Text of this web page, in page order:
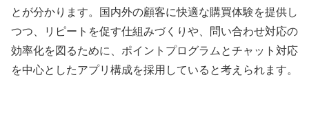
とが分かります。国内外の顧客に快適な購買体験を提供し
つつ、リピートを促す仕組みづくりや、問い合わせ対応の
効率化を図るために、ポイントプログラムとチャット対応
を中心としたアプリ構成を採用していると考えられます。